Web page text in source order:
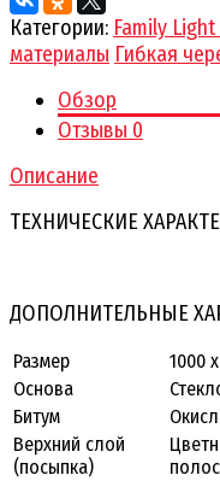
Категории: Family
материалы Гибкая
Обзор
Отзывы 0
Описание
ТЕХНИЧЕСКИЕ
ДОПОЛНИТЕЛЬНЫЕ
Размер
1000
Основа
Битум
Верхний слой
(посыпка)